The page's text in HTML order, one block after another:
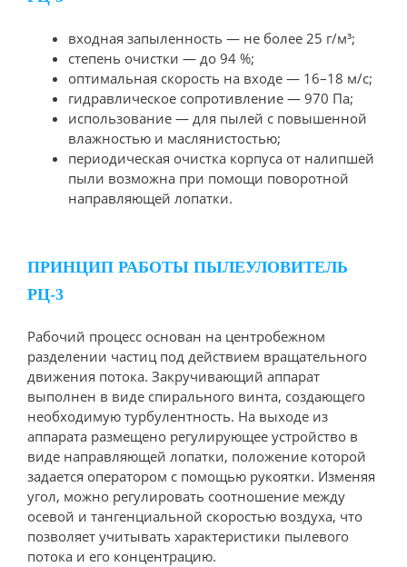
входная запыленность — не более 25 г/м³;
степень очистки — до 94 %;
оптимальная скорость на входе — 16–18 м/с;
гидравлическое сопротивление — 970 Па;
использование — для пылей с повышенной
влажностью и маслянистостью;
периодическая очистка корпуса от налипшей
пыли возможна при помощи поворотной
направляющей лопатки.
ПРИНЦИП РАБОТЫ ПЫЛЕУЛОВИТЕЛЬ
РЦ-3
Рабочий процесс основан на центробежном
разделении частиц под действием вращательного
движения потока. Закручивающий аппарат
выполнен в виде спирального винта, создающего
необходимую турбулентность. На выходе из
аппарата размещено регулирующее устройство в
виде направляющей лопатки, положение которой
задается оператором с помощью рукоятки. Изменяя
угол, можно регулировать соотношение между
осевой и тангенциальной скоростью воздуха, что
позволяет учитывать характеристики пылевого
потока и его концентрацию.